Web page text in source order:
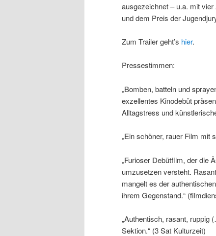
ausgezeichnet – u.a. mit
und dem Preis der
Zum Trailer geht’s hier.
Pressestimmen:
„Bomben, batteln und
exzellentes Kinodebüt
Alltagstress und
„Ein schöner, rauer Film mit
„Furioser Debütfilm, der die
umzusetzen versteht.
mangelt es der
ihrem Gegenstand.“
„Authentisch, rasant, ruppig
Sektion.“ (3 Sat Kulturzeit)